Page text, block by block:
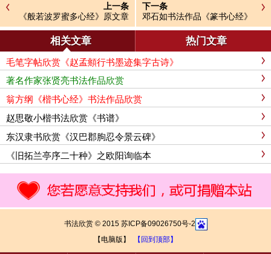
上一条
《般若波罗蜜多心经》原文章
句释意
下一条
邓石如书法作品《篆书心经》
相关文章 热门文章
毛笔字帖欣赏《赵孟頫行书墨迹集字古诗》
著名作家张贤亮书法作品欣赏
翁方纲《楷书心经》书法作品欣赏
赵思敬小楷书法欣赏《书谱》
东汉隶书欣赏《汉巴郡朐忍令景云碑》
《旧拓兰亭序二十种》之欧阳询临本
书法欣赏 © 2015 苏ICP备09026750号-2
【电脑版】
【回到顶部】